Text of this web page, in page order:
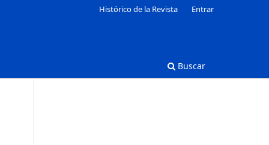
Buscar
Histórico de la Revista Entrar